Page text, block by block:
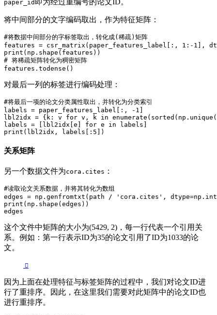
paper_id 即为经过重编号的论文ID。
将中间部分的文字编码取出，作为特征矩阵：
#将数据中间部分的字标签取出，转化成(稀疏)矩阵
features = csr_matrix(paper_features_label[:, 1:-1],
print(np.shape(features))
# 将稀疏矩阵转化为稠密矩阵
features.todense()
对最后一列的标签进行编码处理：
#将最后一项的论文分类属性取出，并转化为分类索引
labels = paper_features_label[:, -1]
lbl2idx = {k: v for v, k in
labels = [lbl2idx[e] for e in labels]
print(lbl2idx, labels[:5])
关系矩阵
另一个数据文件为cora.cites ：
#读取论文关系数据，并将其转化为数组
edges = np.genfromtxt(path / 'cora.cites',
print(np.shape(edges))
edges
这个文件中矩阵的大小为(5429, 2)，每一行代表一个引用关
系。例如：第一行表示ID为35的论文引用了ID为1033的论
文。
因为上面在处理特征与标签矩阵的过程中，我们对论文ID进
行了重排序。因此，在这里我们需要对此矩阵中的论文ID也
进行重排序。